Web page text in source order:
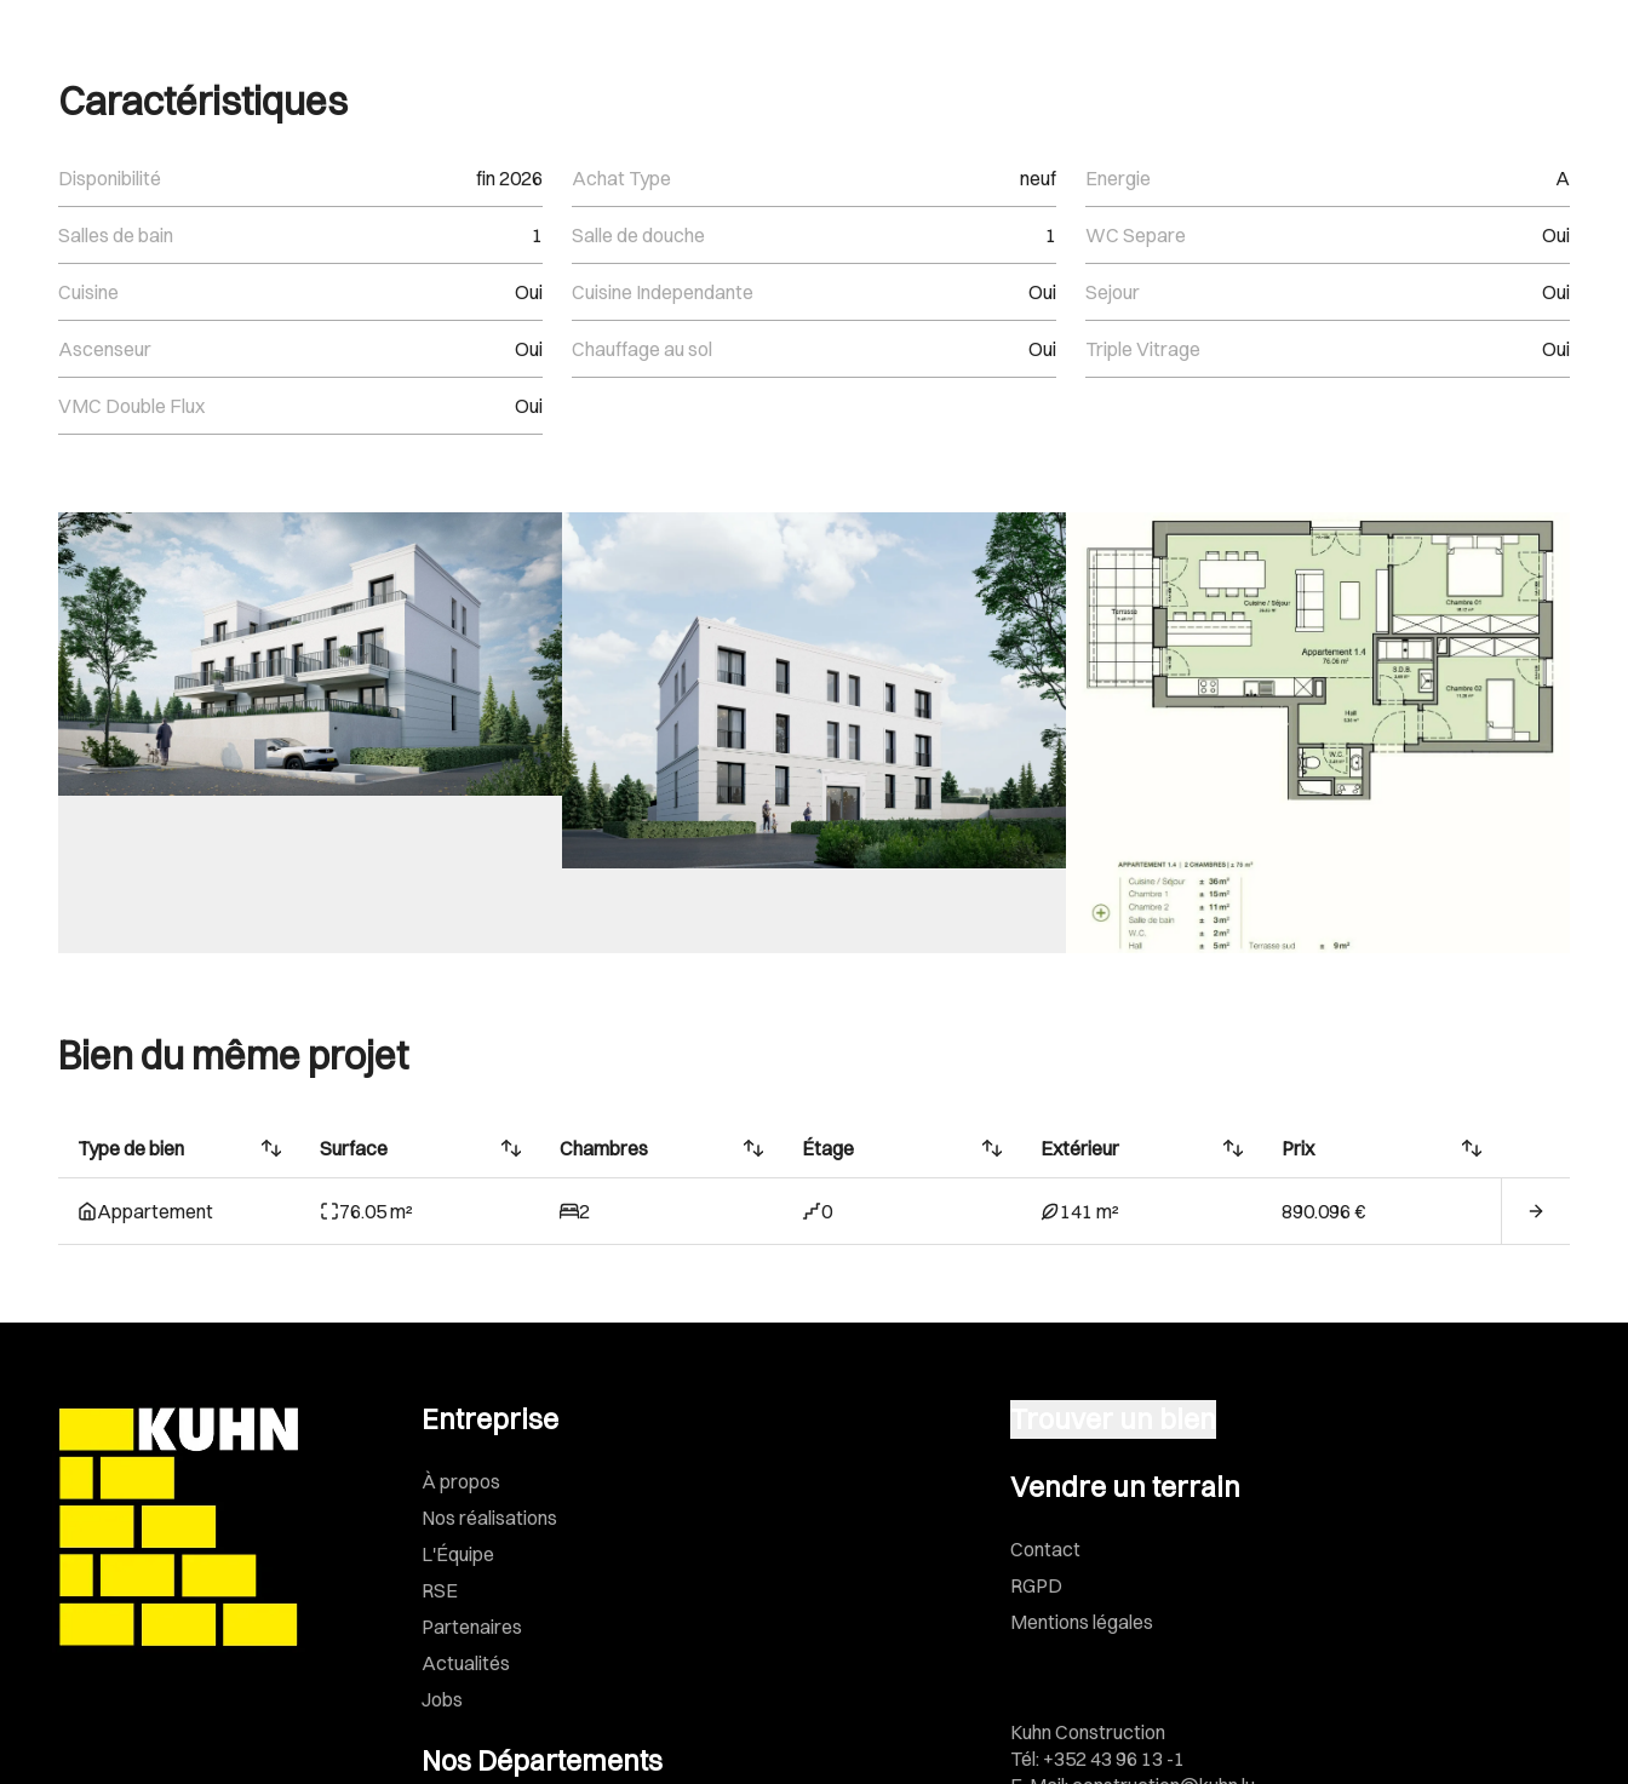
Caractéristiques
Disponibilité fin 2026 Achat Type neuf Energie A
Salles de bain 1 Salle de douche 1 WC Separe Oui
Cuisine Oui Cuisine Independante Oui Sejour Oui
Ascenseur Oui Chauffage au sol Oui Triple Vitrage Oui
VMC Double Flux Oui
Images Gallery
Bien du même projet
Type de bien Surface Chambres Étage Extérieur Prix
Appartement 76.05 m² 2 0 141 m² 890.096 €
Entreprise
À propos
Nos réalisations
L'Équipe
RSE
Partenaires
Actualités
Jobs
Nos Départements
Vendre un terrain
Contact
RGPD
Mentions légales
Kuhn Construction
Tél: +352 43 96 13 -1